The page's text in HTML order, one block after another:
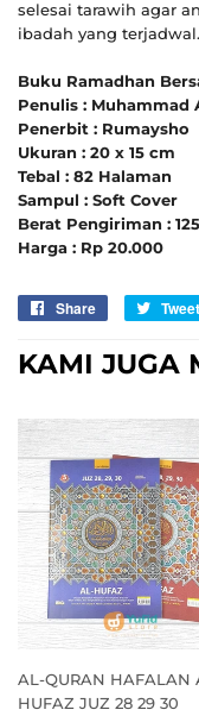
selesai tarawih agar
ibadah yang terjadwal.
Buku Ramadhan
Penulis : Muhammad
Penerbit : Rumaysho
Ukuran : 20 x 15 cm
Tebal : 82 Halaman
Sampul : Soft Cover
Berat Pengiriman :
Harga : Rp 20.000
Share
Sebarkan
Facebook
Tweet
KAMI JUGA
AL-QURAN HAFALAN
HUFAZ JUZ 28 29 30